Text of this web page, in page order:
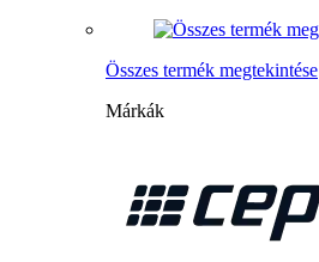
Összes termék megtekintése
Márkák